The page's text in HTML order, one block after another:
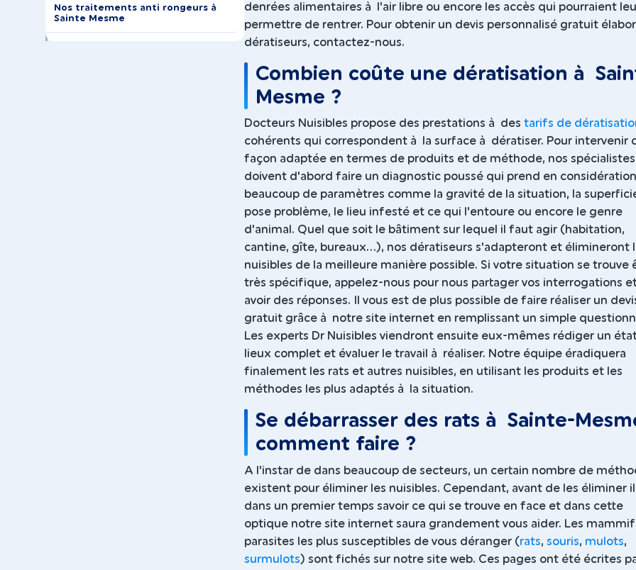
Nos traitements anti rongeurs à
Sainte Mesme
denrées alimentaires à l'air libre ou encore les accès qui pourraient
permettre de rentrer. Pour obtenir un devis personnalisé gratuit
dératiseurs, contactez-nous.
Combien coûte une dératisation à
Mesme ?
Docteurs Nuisibles propose des prestations à des tarifs de
cohérents qui correspondent à la surface à dératiser. Pour intervenir
façon adaptée en termes de produits et de méthode, nos spécialistes
doivent d'abord faire un diagnostic poussé qui prend en considération
beaucoup de paramètres comme la gravité de la situation, la
pose problème, le lieu infesté et ce qui l'entoure ou encore le genre
d'animal. Quel que soit le bâtiment sur lequel il faut agir (habitation,
cantine, gîte, bureaux...), nos dératiseurs s'adapteront et élimineront
nuisibles de la meilleure manière possible. Si votre situation se trouve
très spécifique, appelez-nous pour nous partager vos interrogations
avoir des réponses. Il vous est de plus possible de faire réaliser un
gratuit grâce à notre site internet en remplissant un simple
Les experts Dr Nuisibles viendront ensuite eux-mêmes rédiger un
lieux complet et évaluer le travail à réaliser. Notre équipe éradiquera
finalement les rats et autres nuisibles, en utilisant les produits et les
méthodes les plus adaptés à la situation.
Se débarrasser des rats à Sainte-
comment faire ?
A l'instar de dans beaucoup de secteurs, un certain nombre de
existent pour éliminer les nuisibles. Cependant, avant de les éliminer
dans un premier temps savoir ce qui se trouve en face et dans cette
optique notre site internet saura grandement vous aider. Les
parasites les plus susceptibles de vous déranger (rats, souris, mulots,
surmulots) sont fichés sur notre site web. Ces pages ont été écrites